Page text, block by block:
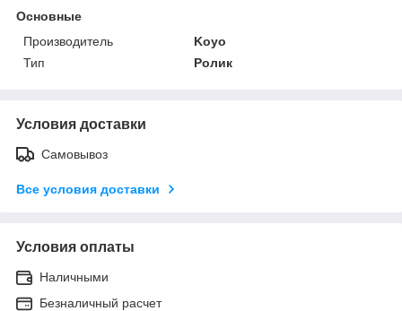
Основные
Производитель
Koyo
Тип
Ролик
Условия доставки
Самовывоз
Все условия доставки
Условия оплаты
Наличными
Безналичный расчет